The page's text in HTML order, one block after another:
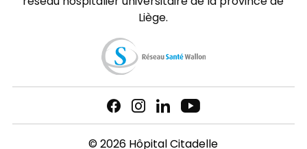
Liège.
© 2026 Hôpital Citadelle